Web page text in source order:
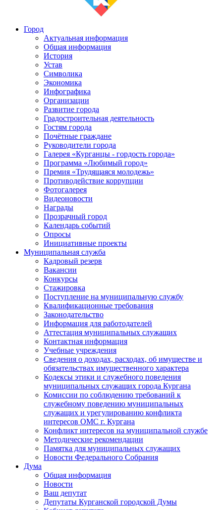
Город
Актуальная информация
Общая информация
История
Устав
Символика
Экономика
Инфографика
Организации
Развитие города
Градостроительная деятельность
Гостям города
Почётные граждане
Руководители города
Галерея «Курганцы - гордость города»
Программа «Любимый город»
Премия «Трудящаяся молодежь»
Противодействие коррупции
Фотогалерея
Видеоновости
Награды
Прозрачный город
Календарь событий
Опросы
Инициативные проекты
Муниципальная служба
Кадровый резерв
Вакансии
Конкурсы
Стажировка
Поступление на муниципальную службу
Квалификационные требования
Законодательство
Информация для работодателей
Аттестация муниципальных служащих
Контактная информация
Учебные учреждения
Сведения о доходах, расходах, об имуществе и
обязательствах имущественного характера
Кодексы этики и служебного поведения
муниципальных служащих города Кургана
Комиссии по соблюдению требований к
служебному поведению муниципальных
служащих и урегулированию конфликта
интересов ОМС г. Кургана
Конфликт интересов на муниципальной службе
Методические рекомендации
Памятка для муниципальных служащих
Новости Федерального Cобрания
Дума
Общая информация
Новости
Ваш депутат
Депутаты Курганской городской Думы